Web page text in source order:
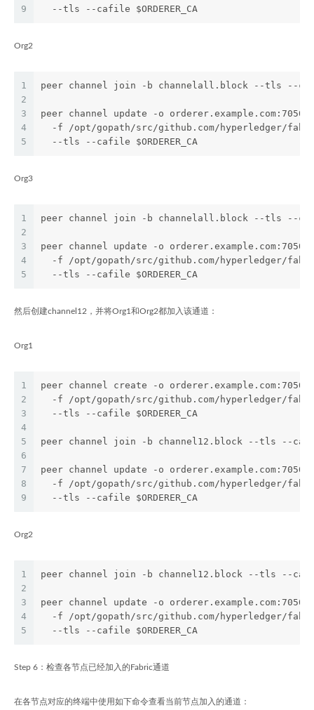
9
  --tls --cafile $ORDERER_CA
Org2
1
2
3
4
5
peer channel join -b channelall.block --tls --cafile
peer channel update -o
-f /opt/gopath/src/github.com/hyperledger/
  --tls --cafile $ORDERER_CA
Org3
1
2
3
4
5
peer channel join -b channelall.block --tls --cafile
peer channel update -o
-f /opt/gopath/src/github.com/hyperledger/
  --tls --cafile $ORDERER_CA
然后创建channel12，并将Org1和Org2都加入该通道：
Org1
1
2
3
4
5
6
7
8
9
peer channel create -o orderer.example.com:7050
-f /opt/gopath/src/github.com/hyperledger/
  --tls --cafile $ORDERER_CA
peer channel join -b channel12.block --tls --cafile
peer channel update -o orderer.example.com:7050
-f /opt/gopath/src/github.com/hyperledger/
  --tls --cafile $ORDERER_CA
Org2
1
2
3
4
5
peer channel join -b channel12.block --tls --cafile
peer channel update -o orderer.example.com:7050
-f /opt/gopath/src/github.com/hyperledger/
  --tls --cafile $ORDERER_CA
Step 6：检查各节点已经加入的Fabric通道
在各节点对应的终端中使用如下命令查看当前节点加入的通道：